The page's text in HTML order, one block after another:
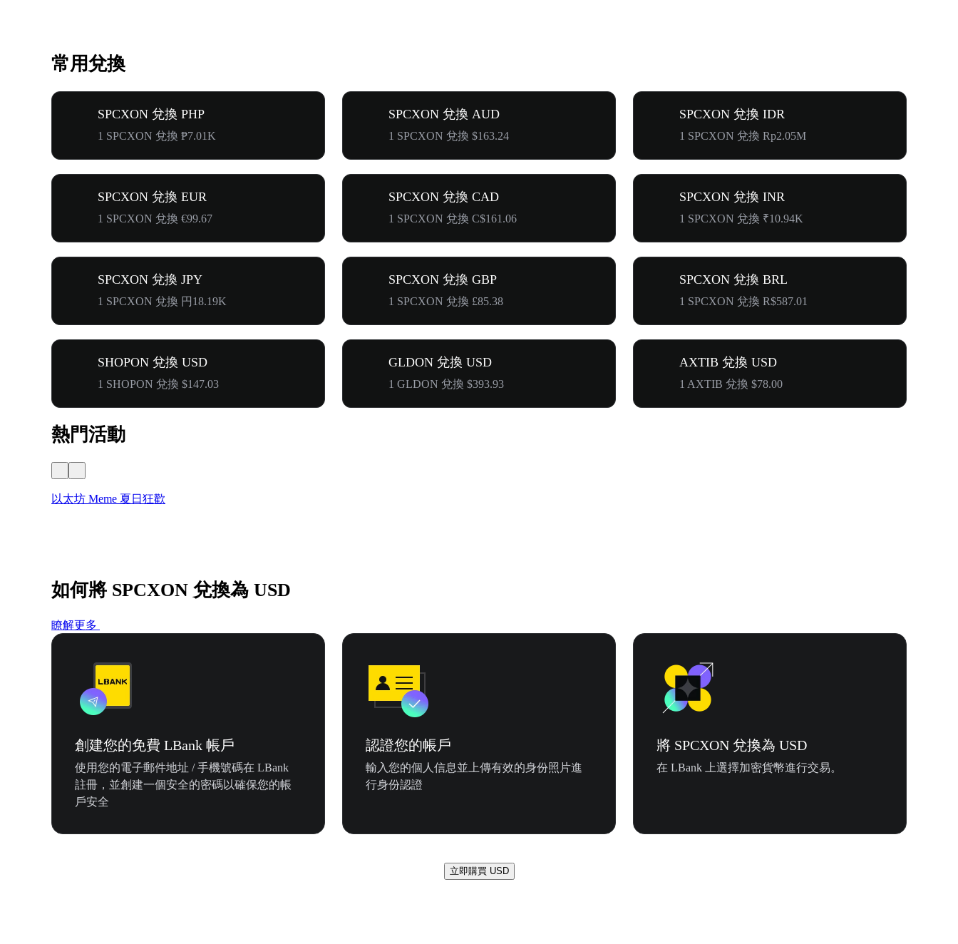
常用兌換
SPCXON 兌換 PHP
1 SPCXON 兌換 ₱7.01K
SPCXON 兌換 AUD
1 SPCXON 兌換 $163.24
SPCXON 兌換 IDR
1 SPCXON 兌換 Rp2.05M
SPCXON 兌換 EUR
1 SPCXON 兌換 €99.67
SPCXON 兌換 CAD
1 SPCXON 兌換 C$161.06
SPCXON 兌換 INR
1 SPCXON 兌換 ₹10.94K
SPCXON 兌換 JPY
1 SPCXON 兌換 円18.19K
SPCXON 兌換 GBP
1 SPCXON 兌換 £85.38
SPCXON 兌換 BRL
1 SPCXON 兌換 R$587.01
SHOPON 兌換 USD
1 SHOPON 兌換 $147.03
GLDON 兌換 USD
1 GLDON 兌換 $393.93
AXTIB 兌換 USD
1 AXTIB 兌換 $78.00
熱門活動
以太坊 Meme 夏日狂歡
如何將 SPCXON 兌換為 USD
瞭解更多
創建您的免費 LBank 帳戶
使用您的電子郵件地址 / 手機號碼在 LBank
註冊，並創建一個安全的密碼以確保您的帳
戶安全
認證您的帳戶
輸入您的個人信息並上傳有效的身份照片進
行身份認證
將 SPCXON 兌換為 USD
在 LBank 上選擇加密貨幣進行交易。
立即購買 USD